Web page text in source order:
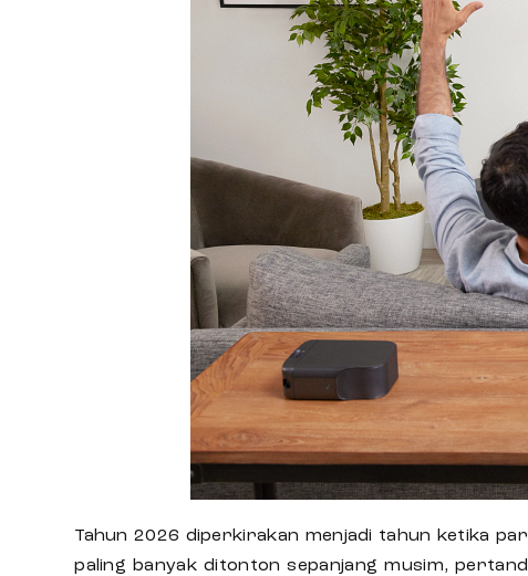
Tahun 2026 diperkirakan menjadi tahun ketika
paling banyak ditonton sepanjang musim,